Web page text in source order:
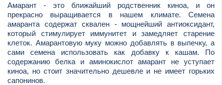
Амарант - это ближайший родственник киноа, и он
прекрасно выращивается в нашем климате. Семена
амаранта содержат сквален - мощнейший антиоксидант,
который стимулирует иммунитет и замедляет старение
клеток. Амарантовую муку можно добавлять в выпечку, а
сами семена использовать как добавку к кашам. По
содержанию белка и аминокислот амарант не уступает
киноа, но стоит значительно дешевле и не имеет горьких
сапонинов.